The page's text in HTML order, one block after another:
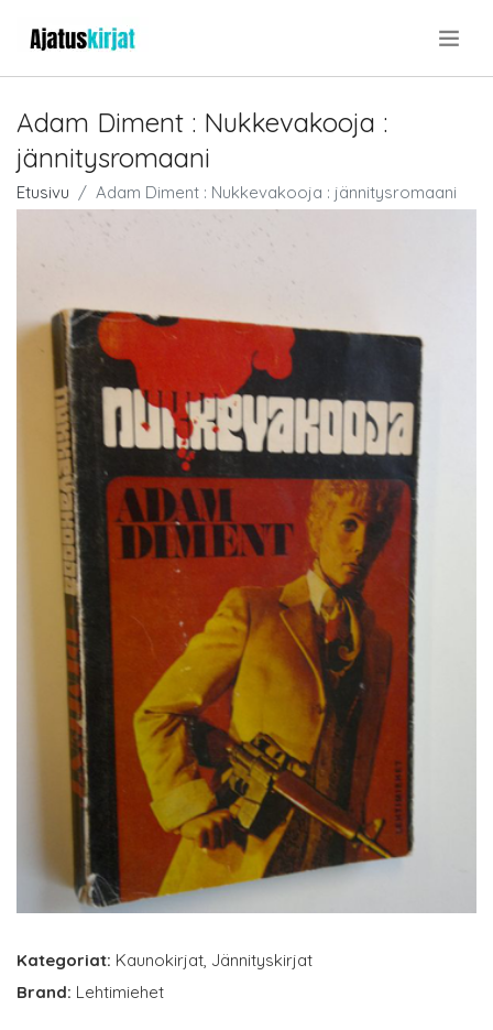
Adam Diment : Nukkevakooja :
jännitysromaani
Etusivu Adam Diment : Nukkevakooja : jännitysromaani
Kategoriat: Kaunokirjat, Jännityskirjat
Brand: Lehtimiehet